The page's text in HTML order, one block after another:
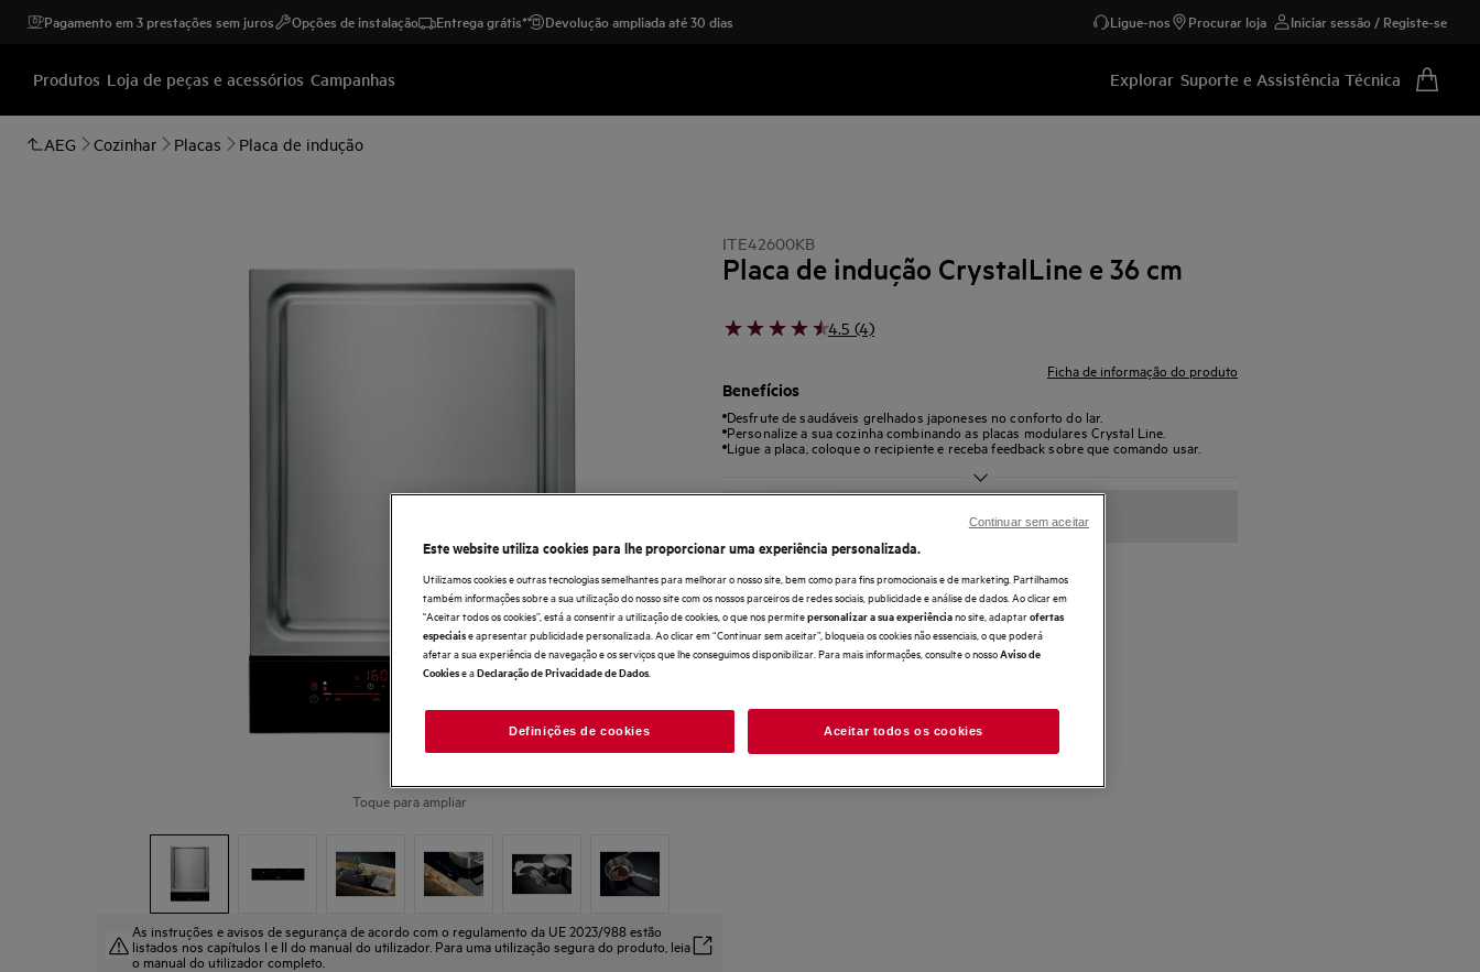
Pagamento em 3 prestações sem juros Opções de instalação Entrega grátis* Devolução ampliada até 30 dias Ligue-nos Procurar loja Iniciar sessão / Registe-se
Produtos Loja de peças e acessórios Campanhas Explorar Suporte e Assistência Técnica
AEG Cozinhar Placas Placa de indução
Toque para ampliar
As instruções e avisos de segurança de acordo com o regulamento da UE 2023/988 estão
listados nos capítulos I e II do manual do utilizador. Para uma utilização segura do produto, leia
o manual do utilizador completo.
ITE42600KB
Placa de indução CrystalLine e 36 cm
4.5 (4)
Ficha de informação do produto
Benefícios
Desfrute de saudáveis grelhados japoneses no conforto do lar.
Personalize a sua cozinha combinando as placas modulares Crystal Line.
Ligue a placa, coloque o recipiente e receba feedback sobre que comando usar.
Este website utiliza cookies para lhe proporcionar uma experiência personalizada.
Utilizamos cookies e outras tecnologias semelhantes para melhorar o nosso site, bem como para fins promocionais e de marketing. Partilhamos
também informações sobre a sua utilização do nosso site com os nossos parceiros de redes sociais, publicidade e análise de dados. Ao clicar em
"Aceitar todos os cookies”, está a consentir a utilização de cookies, o que nos permitepersonalizar a sua experiênciano site, adaptarofertas
especiaise apresentar publicidade personalizada. Ao clicar em “Continuar sem aceitar”, bloqueia os cookies não essenciais, o que poderá
afetar a sua experiência de navegação e os serviços que lhe conseguimos disponibilizar. Para mais informações, consulte o nossoAviso de
Cookiese aDeclaração de Privacidade de Dados
Definições de cookies Aceitar todos os cookies
Continuar sem aceitar